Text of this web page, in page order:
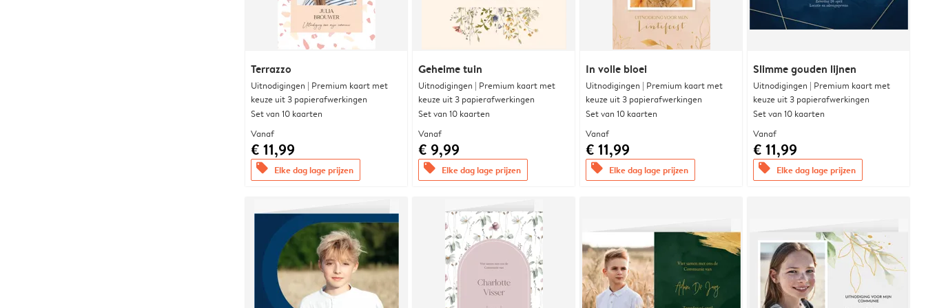
Terrazzo
Uitnodigingen | Premium kaart met
keuze uit 3 papierafwerkingen
Set van 10 kaarten
Vanaf
€ 11,99
offers Elke dag lage prijzen
Geheime tuin
Uitnodigingen | Premium kaart met
keuze uit 3 papierafwerkingen
Set van 10 kaarten
Vanaf
€ 9,99
offers Elke dag lage prijzen
In volle bloei
Uitnodigingen | Premium kaart met
keuze uit 3 papierafwerkingen
Set van 10 kaarten
Vanaf
€ 11,99
offers Elke dag lage prijzen
Slimme gouden lijnen
Uitnodigingen | Premium kaart met
keuze uit 3 papierafwerkingen
Set van 10 kaarten
Vanaf
€ 11,99
offers Elke dag lage prijzen